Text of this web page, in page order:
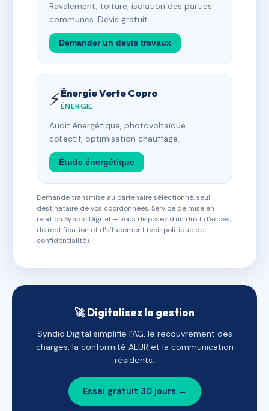
Ravalement, toiture, isolation des parties
communes. Devis gratuit.
Demander un devis travaux
⚡Énergie Verte Copro
ÉNERGIE
Audit énergétique, photovoltaïque
collectif, optimisation chauffage.
Étude énergétique
Demande transmise au partenaire sélectionné, seul
destinataire de vos coordonnées. Service de mise en
relation Syndic Digital — vous disposez d'un droit d'accès,
de rectification et d'effacement (voir politique de
confidentialité).
🚀 Digitalisez la gestion
Syndic Digital simplifie l'AG, le recouvrement des
charges, la conformité ALUR et la communication
résidents.
Essai gratuit 30 jours →